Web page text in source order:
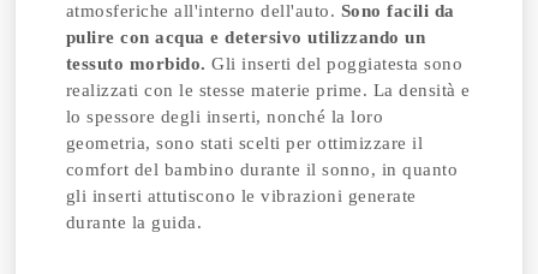
atmosferiche all'interno dell'auto. Sono facili da
pulire con acqua e detersivo utilizzando un
tessuto morbido. Gli inserti del poggiatesta sono
realizzati con le stesse materie prime. La densità e
lo spessore degli inserti, nonché la loro
geometria, sono stati scelti per ottimizzare il
comfort del bambino durante il sonno, in quanto
gli inserti attutiscono le vibrazioni generate
durante la guida.